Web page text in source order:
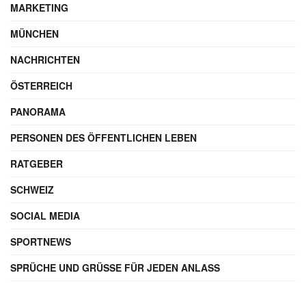
MARKETING
MÜNCHEN
NACHRICHTEN
ÖSTERREICH
PANORAMA
PERSONEN DES ÖFFENTLICHEN LEBEN
RATGEBER
SCHWEIZ
SOCIAL MEDIA
SPORTNEWS
SPRÜCHE UND GRÜSSE FÜR JEDEN ANLASS